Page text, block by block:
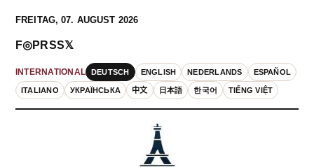
FREITAG, 07. AUGUST 2026
INTERNATIONAL DEUTSCH ENGLISH NEDERLANDS ESPAÑOL
ITALIANO УКРАЇНСЬКА 中文 日本語 한국어 TIẾNG VIỆT
F◎PRSS𝕏